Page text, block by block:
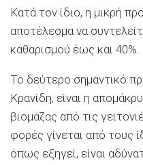
Κατά τον ίδιο, η μικρή
αποτέλεσμα να
καθαρισμού έως και 40%.
Το δεύτερο σημαντικό
Κρανίδη, είναι η
βιομάζας από τις
φορές γίνεται από τους
όπως εξηγεί, είναι